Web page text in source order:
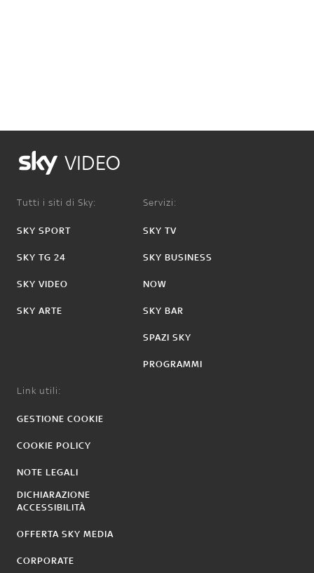
VIDEO
Tutti i siti di Sky:
SKY SPORT
SKY TG 24
SKY VIDEO
SKY ARTE
Servizi:
SKY TV
SKY BUSINESS
NOW
SKY BAR
SPAZI SKY
PROGRAMMI
Link utili:
GESTIONE COOKIE
COOKIE POLICY
NOTE LEGALI
DICHIARAZIONE
ACCESSIBILITÀ
OFFERTA SKY MEDIA
CORPORATE